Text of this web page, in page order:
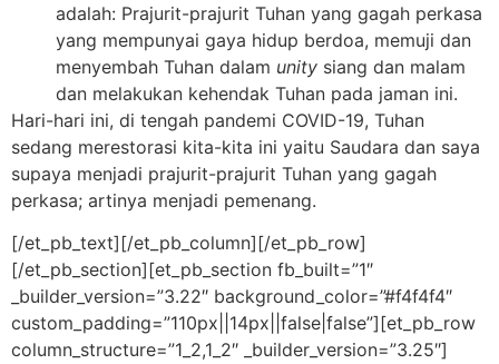
adalah: Prajurit-prajurit Tuhan yang gagah perkasa
yang mempunyai gaya hidup berdoa, memuji dan
menyembah Tuhan dalam unity siang dan malam
dan melakukan kehendak Tuhan pada jaman ini.
Hari-hari ini, di tengah pandemi COVID-19, Tuhan
sedang merestorasi kita-kita ini yaitu Saudara dan saya
supaya menjadi prajurit-prajurit Tuhan yang gagah
perkasa; artinya menjadi pemenang.
[/et_pb_text][/et_pb_column][/et_pb_row]
[/et_pb_section][et_pb_section fb_built=”1″
_builder_version=”3.22″ background_color=”#f4f4f4″
custom_padding=”110px||14px||false|false”][et_pb_row
column_structure=”1_2,1_2″ _builder_version=”3.25″]